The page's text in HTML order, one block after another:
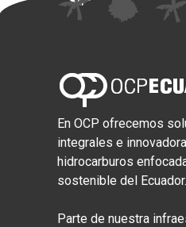
En OCP ofrecemos
integrales e
hidrocarburos
sostenible del Ecuador.
Parte de nuestra